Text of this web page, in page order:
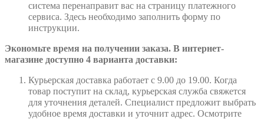
система перенаправит вас на страницу платежного
сервиса. Здесь необходимо заполнить форму по
инструкции.
Экономьте время на получении заказа. В интернет-
магазине доступно 4 варианта доставки:
Курьерская доставка работает с 9.00 до 19.00. Когда
товар поступит на склад, курьерская служба свяжется
для уточнения деталей. Специалист предложит выбрать
удобное время доставки и уточнит адрес. Осмотрите